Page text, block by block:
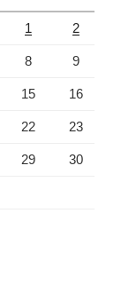
1 2
8 9
15 16
22 23
29 30